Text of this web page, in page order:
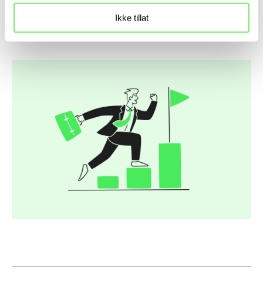
Ikke tillat
som faktisk betyr noe for deg og din
bedrift.